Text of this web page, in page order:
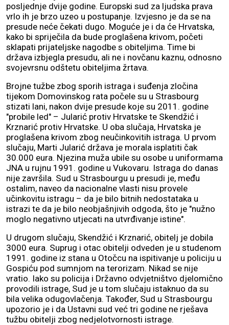
posljednje dvije godine. Europski sud za ljudska prava
vrlo ih je brzo uzeo u postupanje. Izvjesno je da se na
presude neće čekati dugo. Moguće je i da će Hrvatska,
kako bi spriječila da bude proglašena krivom, početi
sklapati prijateljske nagodbe s obiteljima. Time bi
država izbjegla presudu, ali ne i novčanu kaznu, odnosno
svojevrsnu odštetu obiteljima žrtava.
Brojne tužbe zbog sporih istraga i suđenja zločina
tijekom Domovinskog rata počele su u Strasbourg
stizati lani, nakon dvije presude koje su 2011. godine
"probile led" – Jularić protiv Hrvatske te Skendžić i
Krznarić protiv Hrvatske. U oba slučaja, Hrvatska je
proglašena krivom zbog neučinkovitih istraga. U prvom
slučaju, Marti Jularić država je morala isplatiti čak
30.000 eura. Njezina muža ubile su osobe u uniformama
JNA u rujnu 1991. godine u Vukovaru. Istraga do danas
nije završila. Sud u Strasbourgu u presudi je, među
ostalim, naveo da nacionalne vlasti nisu provele
učinkovitu istragu – da je bilo bitnih nedostataka u
istrazi te da je bilo neobjašnjivih odgoda, što je "nužno
moglo negativno utjecati na utvrđivanje istine".
U drugom slučaju, Skendžić i Krznarić, obitelj je dobila
3000 eura. Suprug i otac obitelji odveden je u studenom
1991. godine iz stana u Otočcu na ispitivanje u policiju u
Gospiću pod sumnjom na terorizam. Nikad se nije
vratio. Iako su policija i Državno odvjetništvo djelomično
provodili istrage, Sud je u tom slučaju istaknuo da su
bila velika odugovlačenja. Također, Sud u Strasbourgu
upozorio je i da Ustavni sud već tri godine ne rješava
tužbu obitelji zbog nedjelotvornosti istrage.